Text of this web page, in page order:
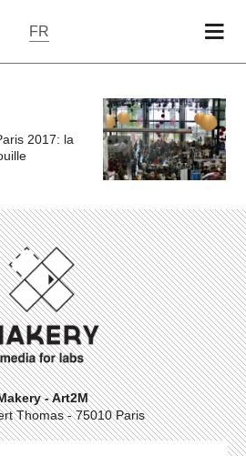
FR
2017: la
- Art2M
Thomas - 75010 Paris